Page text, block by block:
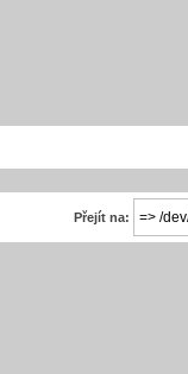
Přejít na: